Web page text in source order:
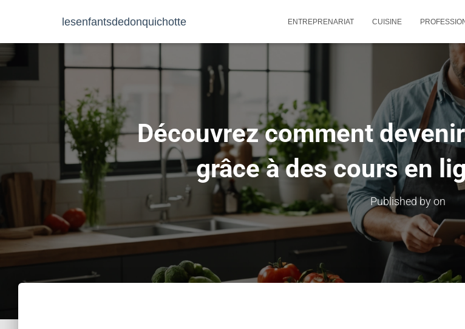
lesenfantsdedonquichotte ENTREPRENARIAT CUISINE
Découvrez comment
grâce à des cours en
Published byon